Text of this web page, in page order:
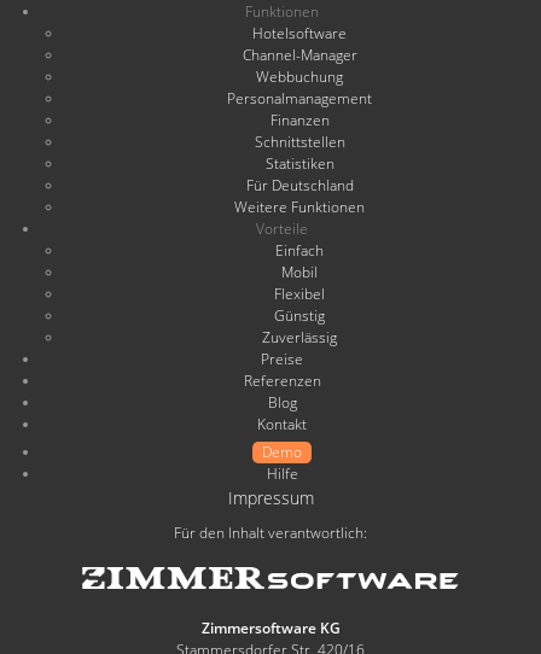
Funktionen
Hotelsoftware
Channel-Manager
Webbuchung
Personalmanagement
Finanzen
Schnittstellen
Statistiken
Für Deutschland
Weitere Funktionen
Vorteile
Einfach
Mobil
Flexibel
Günstig
Zuverlässig
Preise
Referenzen
Blog
Kontakt
Demo
Hilfe
Impressum
Für den Inhalt verantwortlich:
Zimmersoftware KG
Stammersdorfer Str. 420/16